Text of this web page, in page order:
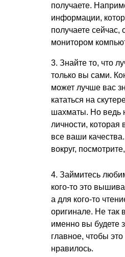
получаете.
информации,
получаете сейчас,
монитором
3. Знайте то, что
только вы сами.
может лучше вас
кататься на
шахматы. Но ведь
личности, которая
все ваши
вокруг,
4. Займитесь
кого-то это
а для кого-то
оригинале. Не так
именно вы будете
главное, чтобы
нравилось.